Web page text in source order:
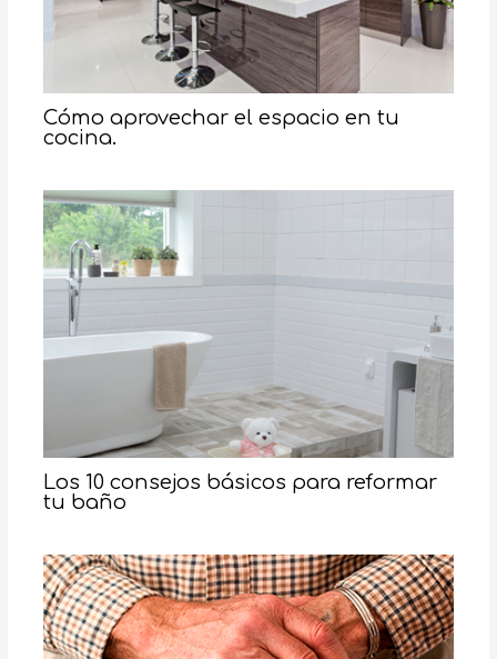
Cómo aprovechar el espacio en tu
cocina.
Los 10 consejos básicos para reformar
tu baño